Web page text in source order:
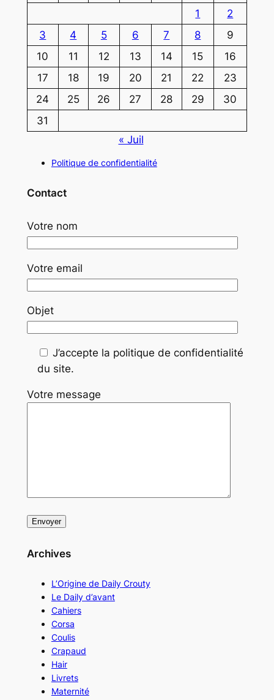
1
2
3
4 5 6 7 8
9
10
11 12 13 14 15
16
17
18 19 20 21 22
23
24
25 26 27 28 29
30
31
« Juil
Politique de confidentialité
Contact
Votre nom
Votre email
Objet
J’accepte la politique de confidentialité
du site.
Votre message
Archives
L’Origine de Daily Crouty
Le Daily d’avant
Cahiers
Corsa
Coulis
Crapaud
Hair
Livrets
Maternité